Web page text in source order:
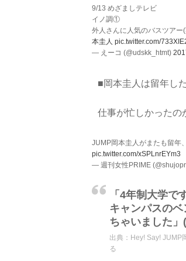
9/13 めざましテレビ
イノ調①
外人さんに人気のバスツアー
本圭人 pic.twitter.com/
— えーコ (@udskk_htmt)
■岡本圭人は留年し
仕事が忙しかったの
JUMP岡本圭人がまたも留年
pic.twitter.com/xSPLnrEYm3
— 週刊女性PRIME
「4年制大学
キャンパスの
ちゃいました
出典： Hey! Say! JUMP
る